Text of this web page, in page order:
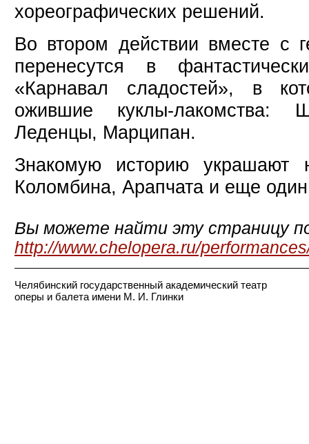
хореографических решений.
Во втором действии вместе с
перенесутся в
«Карнавал сладостей», в
ожившие куклы-
Леденцы, Марципан.
Знакомую историю украшают
Коломбина, Арапчата и еще
Вы можете найти эту страницу
http://www.chelopera.ru/
Челябинский государственный академический театр
оперы и балета имени М. И. Глинки